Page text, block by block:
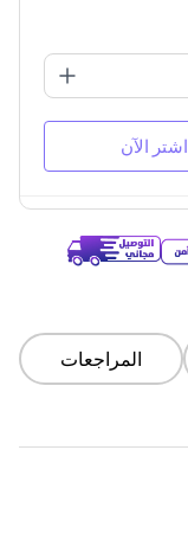
اشتر الآن
المراجعات